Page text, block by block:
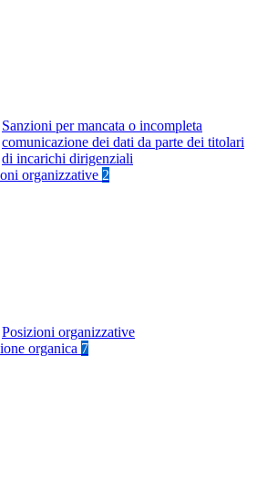
Sanzioni per mancata o incompleta
comunicazione dei dati da parte dei titolari
di incarichi dirigenziali
organizzative 2
Posizioni organizzative
organica 7